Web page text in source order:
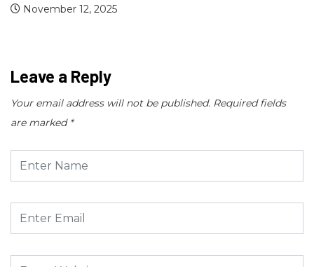
November 12, 2025
Leave a Reply
Your email address will not be published. Required fields
are marked *